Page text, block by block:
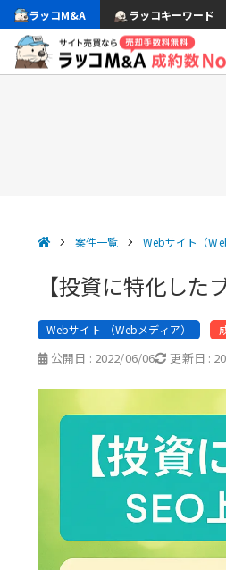
ラッコM&A ラッコキーワード
案件一覧 Webサイト（
【投資に特化した
Webサイト （Webメディア）
公開日 : 2022/06/06 更新日 :